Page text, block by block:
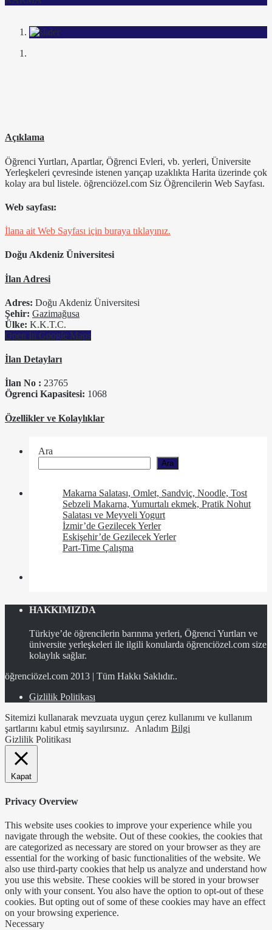
Açıklama
Öğrenci Yurtları, Apartlar, Öğrenci Evleri, vb. yerleri, Üniversite
Yerleşkeleri çevresinde istenen yarıçap uzaklıkta Harita üzerinde çok
kolay ara bul listele. öğrenciözel.com Siz Öğrencilerin Web Sayfası.
Web sayfası:
İlana ait Web Sayfası için buraya tıklayınız.
Doğu Akdeniz Üniversitesi
İlan Adresi
Adres: Doğu Akdeniz Üniversitesi
Şehir: Gazimağusa
Ülke: K.K.T.C.
Open In Google Maps
İlan Detayları
İlan No : 23765
Ögrenci Kapasitesi: 1068
Özellikler ve Kolaylıklar
Ara
Ara
Makarna Salatası, Omlet, Sandviç, Noodle, Tost
Sebzeli Makarna, Yumurtalı ekmek, Pratik Nohut
Salatası ve Meyveli Yogurt
İzmir’de Gezilecek Yerler
Eskişehir’de Gezilecek Yerler
Part-Time Çalışma
HAKKIMIZDA
Türkiye’de öğrencilerin barınma yerleri, Öğrenci Yurtları ve
üniversite yerleşkeleri ile ilgili konularda öğrenciözel.com size
kolaylık sağlar.
öğrenciözel.com 2013 | Tüm Hakkı Saklıdır..
Gizlilik Politikası
Sitemizi kullanarak mevzuata uygun çerez kullanımı ve kullanım
şartlarını kabul etmiş sayılırsınız. Anladım Bilgi
Gizlilik Politikası
Kapat
Privacy Overview
This website uses cookies to improve your experience while you
navigate through the website. Out of these cookies, the cookies that
are categorized as necessary are stored on your browser as they are
essential for the working of basic functionalities of the website. We
also use third-party cookies that help us analyze and understand how
you use this website. These cookies will be stored in your browser
only with your consent. You also have the option to opt-out of these
cookies. But opting out of some of these cookies may have an effect
on your browsing experience.
Necessary